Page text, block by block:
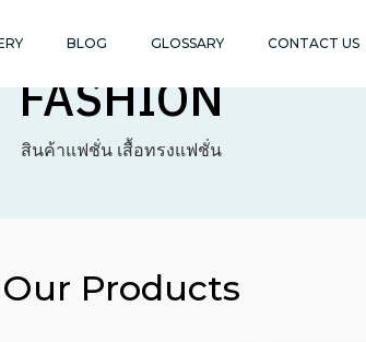
BLOG GLOSSARY CONTACT US
Ready to ship
FASHION
สินค้าแฟชั่น เสื้อทรงแฟชั่น
Our Products